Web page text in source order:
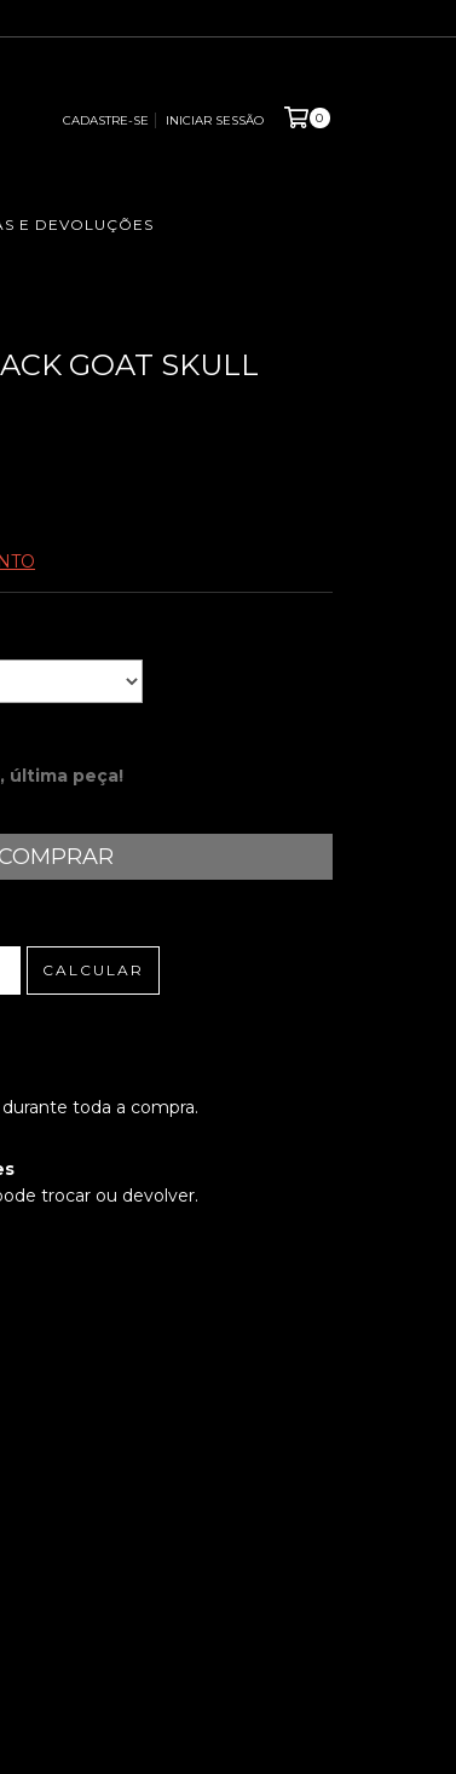
CADASTRE-SE INICIAR SESSÃO 0
E DEVOLUÇÕES
GOAT SKULL
última peça!
CALCULAR
toda a compra.
trocar ou devolver.